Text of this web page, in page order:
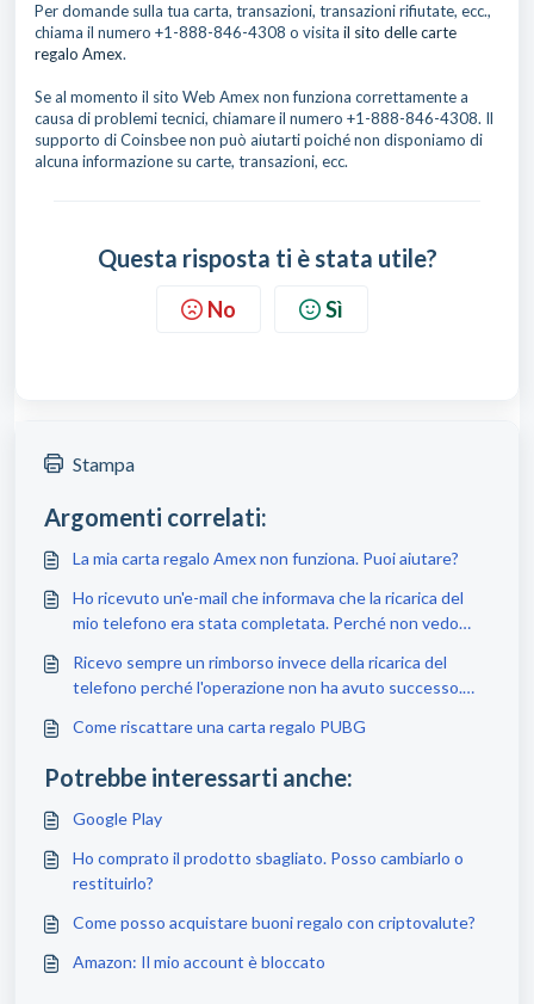
Per domande sulla tua carta, transazioni, transazioni rifiutate, ecc.,
chiama il numero +1-888-846-4308 o visita il sito delle carte
regalo Amex.
Se al momento il sito Web Amex non funziona correttamente a
causa di problemi tecnici, chiamare il numero +1-888-846-4308. Il
supporto di Coinsbee non può aiutarti poiché non disponiamo di
alcuna informazione su carte, transazioni, ecc.
Questa risposta ti è stata utile?
No Sì
Stampa
Argomenti correlati:
La mia carta regalo Amex non funziona. Puoi aiutare?
Ho ricevuto un'e-mail che informava che la ricarica del
mio telefono era stata completata. Perché non vedo
Ricevo sempre un rimborso invece della ricarica del
telefono perché l'operazione non ha avuto successo.
Come riscattare una carta regalo PUBG
Potrebbe interessarti anche:
Google Play
Ho comprato il prodotto sbagliato. Posso cambiarlo o
restituirlo?
Come posso acquistare buoni regalo con criptovalute?
Amazon: Il mio account è bloccato